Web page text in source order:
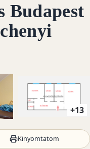
Budapest
+13
Kinyomtatom